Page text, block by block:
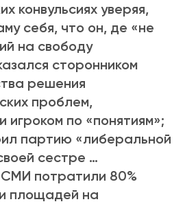
конвульсиях уверяя,
себя, что он, де «не
на свободу
сторонником
решения
проблем,
игроком по «понятиям»;
партию «либеральной
сестре …
потратили 80%
площадей на